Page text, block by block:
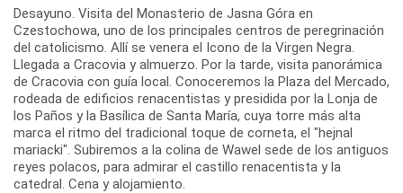
Desayuno. Visita del Monasterio de Jasna Góra en
Czestochowa, uno de los principales centros de peregrinación
del catolicismo. Allí se venera el Icono de la Virgen Negra.
Llegada a Cracovia y almuerzo. Por la tarde, visita panorámica
de Cracovia con guía local. Conoceremos la Plaza del Mercado,
rodeada de edificios renacentistas y presidida por la Lonja de
los Paños y la Basílica de Santa María, cuya torre más alta
marca el ritmo del tradicional toque de corneta, el "hejnal
mariacki". Subiremos a la colina de Wawel sede de los antiguos
reyes polacos, para admirar el castillo renacentista y la
catedral. Cena y alojamiento.